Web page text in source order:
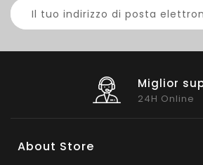
Miglior
24H Online
About Store